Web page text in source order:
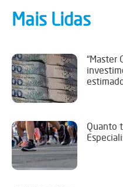
Mais Lidas
“Master
Quanto